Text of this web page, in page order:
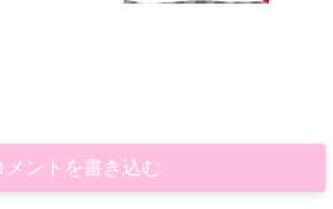
メントを書き込む